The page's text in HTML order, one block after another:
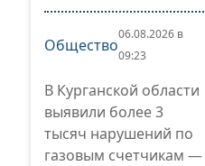
Общество
06.08.2026 в
09:23
В Курганской области
выявили более 3
тысяч нарушений по
газовым счетчикам —